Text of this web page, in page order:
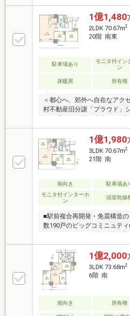
クセス可。■京成金町線京成
戸 南面は9850mmのワイド
面バルコニー、 陽当たり、
む■分譲時オプション ・御
1億1,480
2LDK 70.67m2
20階 南東
駐車場あり
モニタ付イン
ン
床暖房 所有権
＜都心へ、郊外へ自在なアク
村不動産旧分譲「プラウド」
磐線『金町』駅 徒歩2分 京
駅徒歩2分■産・学・官・民一
ー■こだわりのつまった充実
り 豊かな暮らしをサポート
える、機能的な設備・仕様
すさにも配慮されています！■
暮らせるセキュリティーが導
1億1,980
3LDK 70.67m2
21階 南
南向き 駐車場あ
モニタ付インターホ
ン
浴室乾燥
■駅前複合再開発・免震構造
数190戸のビッグコミニュティ
ラウド」シリーズ■旧分譲
施工：戸田建設株式会社
最上階部分〉■最大天井高2
2，300mm■専有面積
町」駅徒歩2分⇒JR常磐線は東
通しており、 「大手町」駅
道」駅などに 乗り換えなしで
1億2,000
3LDK 73.68m2
6階 南
南向き 所有権